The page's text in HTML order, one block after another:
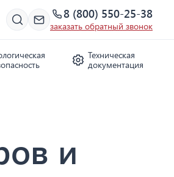
8 (800) 550-25-38
заказать обратный звонок
Техническая
документация
и